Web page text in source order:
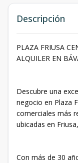
Descripción
PLAZA FRIUSA
ALQUILER EN
Descubre una
negocio en Plaza
comerciales más
ubicadas en
Con más de 30